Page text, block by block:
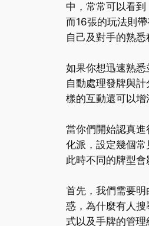
中，常常可以看
而16張的玩法則
自己及對手的熟悉
如果你想迅速熟
自動處理發牌與
樣的互動還可以增
當你們開始認真
化派，設定幾個
此時不同的牌型
首先，我們需要
惑，為什麼有人
式以及手牌的管